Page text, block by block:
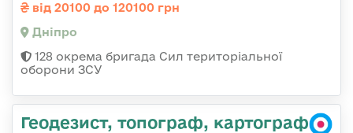
від 20100 до 120100 грн
Дніпро
128 окрема бригада Сил територіальної
оборони ЗСУ
Геодезист, топограф, картограф